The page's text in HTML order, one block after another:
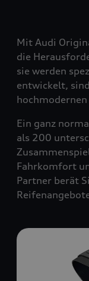
Mit Audi
die
sie werden
entwickelt,
Ein ganz
als 200
Fahrkomfort
Partner berät